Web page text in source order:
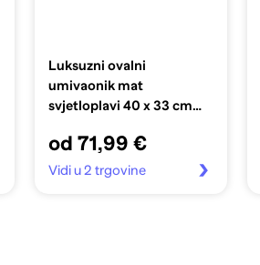
Luksuzni ovalni
umivaonik mat
svjetloplavi 40 x 33 cm
od 71,99 €
Vidi u 2 trgovine